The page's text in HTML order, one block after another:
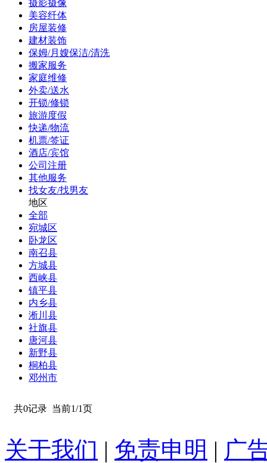
摄影摄像
美容纤体
房屋装修
建材装饰
保姆/月嫂保洁/清洗
搬家服务
家庭维修
外卖/送水
开锁/修锁
旅游度假
快递/物流
机票/签证
酒店/宾馆
公司注册
其他服务
找女友/找男友
地区
全部
宛城区
卧龙区
南召县
方城县
西峡县
镇平县
内乡县
淅川县
社旗县
唐河县
新野县
桐柏县
邓州市
共0记录 当前1/1页
关于我们 | 免责申明 | 广